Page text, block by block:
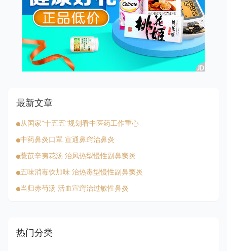
最新文章
从国家“十五五”规划看中医药工作重心
中药鼻炎口罩 宣通鼻窍治鼻炎
薏苡辛夷花汤 治风热型慢性副鼻窦炎
五味消毒饮加味 治热毒型慢性副鼻窦炎
当归赤芍汤 活血宣窍治过敏性鼻炎
热门分类